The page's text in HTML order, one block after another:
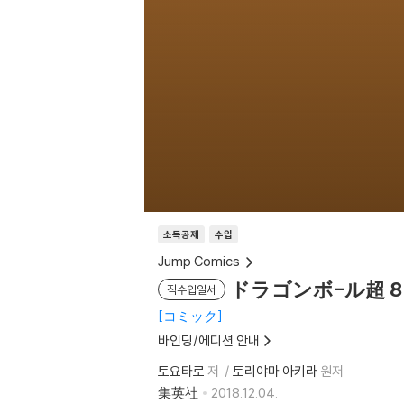
소득공제 수입
Jump Comics
직수입일서 ドラゴンボ-ル超 8
コミック
바인딩/에디션 안내
토요타로 저 토리야마 아키라 원저
集英社
2018.12.04.